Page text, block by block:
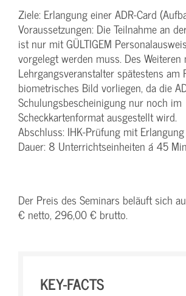
Ziele: Erlangung einer ADR-Card
Voraussetzungen: Die Teilnahme an
ist nur mit GÜLTIGEM
vorgelegt werden muss. Des
Lehrgangsveranstalter spätestens am
biometrisches Bild vorliegen, da die
Schulungsbescheinigung nur noch im
Scheckkartenformat ausgestellt wird.
Abschluss: IHK-Prüfung mit
Dauer: 8 Unterrichtseinheiten á 45
Der Preis des Seminars beläuft sich
€ netto, 296,00 € brutto.
KEY-FACTS